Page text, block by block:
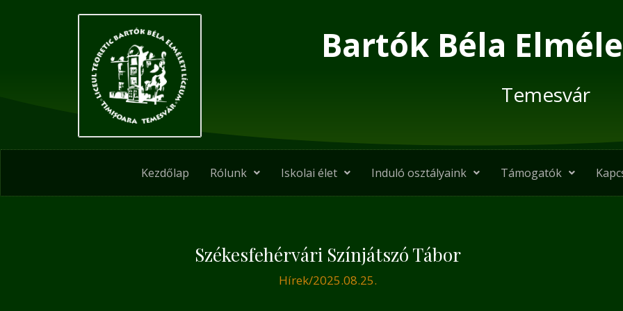
Bartók Béla
Temesvár
Kezdőlap Rólunk Iskolai élet Induló osztályaink Támogatók
Székesfehérvári Színjátszó Tábor
Hírek/2025.08.25.